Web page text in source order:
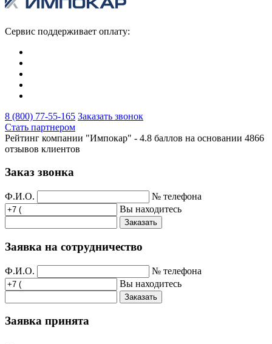
Сервис поддерживает оплату:
8 (800) 77-55-165 Заказать звонок
Стать партнером
Рейтинг компании "Импокар" - 4.8 баллов на основании 4866
отзывов клиентов
Заказ звонка
Ф.И.О.
№ телефона
Вы находитесь
Заказать
Заявка на сотрудничество
Ф.И.О.
№ телефона
Вы находитесь
Заказать
Заявка принята